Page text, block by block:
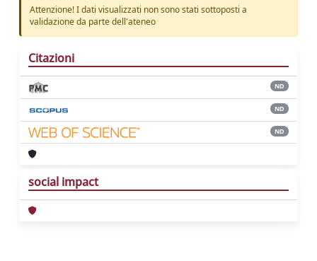
Attenzione! I dati visualizzati non sono stati sottoposti a
validazione da parte dell'ateneo
Citazioni
ND
ND
ND
social impact